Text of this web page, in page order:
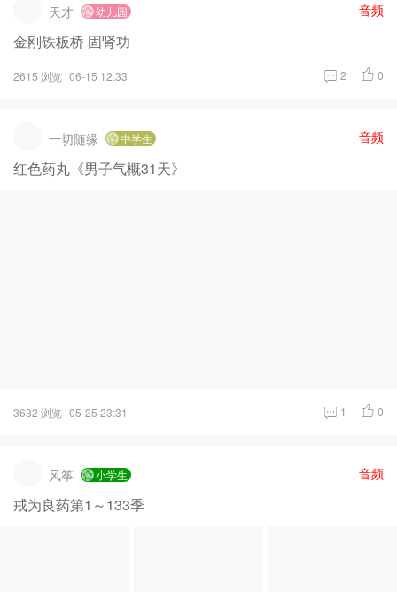
天才 幼儿园 音频
金刚铁板桥 固肾功
2615 浏览 06-15 12:33 2 0
一切随缘 中学生 音频
红色药丸《男子气概31天》
3632 浏览 05-25 23:31 1 0
风筝 小学生 音频
戒为良药第1～133季